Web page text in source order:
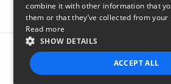
Report this
combine it with other information that
them or that they’ve collected from
Read more
SHOW DETAILS
ACCEPT ALL